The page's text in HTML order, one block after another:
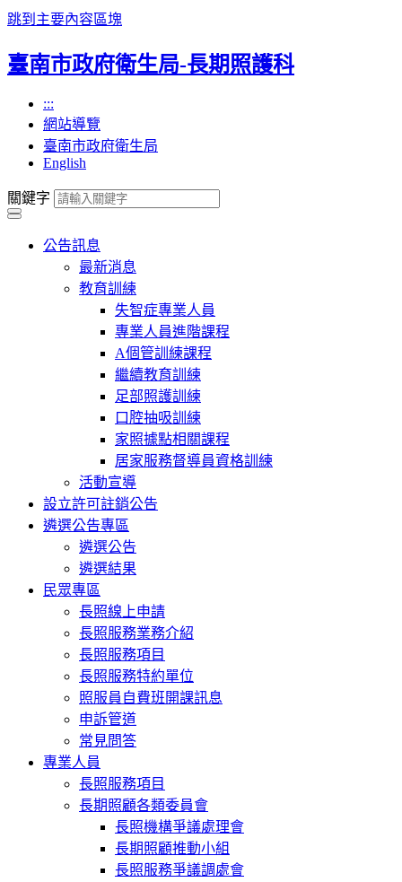
跳到主要內容區塊
臺南市政府衛生局-長期照護科
:::
網站導覽
臺南市政府衛生局
English
關鍵字
公告訊息
最新消息
教育訓練
失智症專業人員
專業人員進階課程
A個管訓練課程
繼續教育訓練
足部照護訓練
口腔抽吸訓練
家照據點相關課程
居家服務督導員資格訓練
活動宣導
設立許可註銷公告
遴選公告專區
遴選公告
遴選結果
民眾專區
長照線上申請
長照服務業務介紹
長照服務項目
長照服務特約單位
照服員自費班開課訊息
申訴管道
常見問答
專業人員
長照服務項目
長期照顧各類委員會
長照機構爭議處理會
長期照顧推動小組
長照服務爭議調處會